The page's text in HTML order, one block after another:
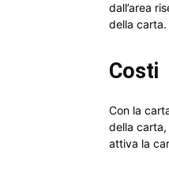
dall’area
della carta.
Costi
Con la
della carta,
attiva la